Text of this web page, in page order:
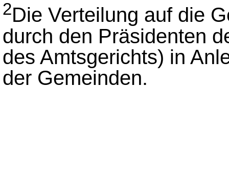
2Die Verteilung auf die
durch den Präsidenten
des Amtsgerichts) in
der Gemeinden.